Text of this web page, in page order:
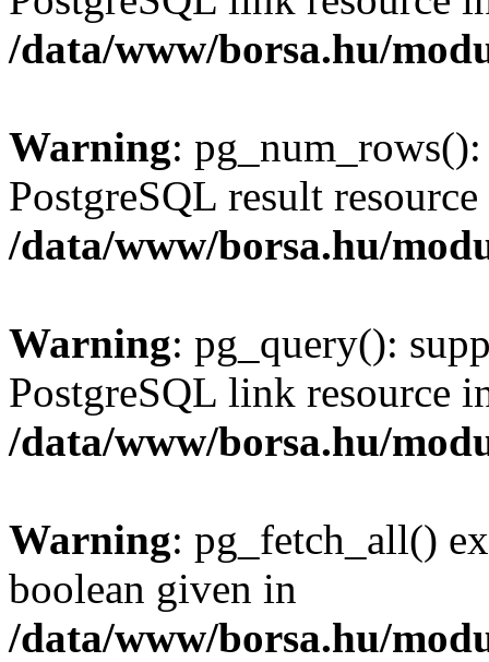
/data/www/borsa.hu/
Warning:
PostgreSQL result
/data/www/borsa.hu/
Warning: pg_query():
PostgreSQL link resource
/data/www/borsa.hu/
Warning: pg_fetch_all()
boolean given in
/data/www/borsa.hu/